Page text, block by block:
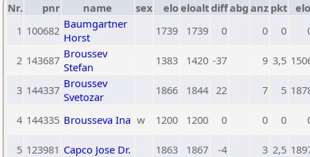
Nr. pnr name sex eloeloaltdiffabg anz pkt
1 100682 Baumgartner
Horst
1739 1739 0 0 0
2 143687 Broussev
Stefan
1383 1420 -37 9 3,5
3 144337 Broussev
Svetozar
1866 1844 22 7 5
4 144335 Brousseva Ina w 1200 1200 0 0 0
5 123981 Capco Jose Dr. 1863 1867 -4 3 2,5